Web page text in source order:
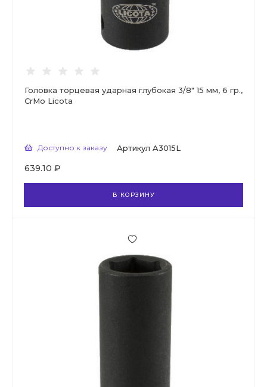
Головка торцевая ударная глубокая 3/8" 15 мм, 6 гр.,
CrMo Licota
Доступно к заказу Артикул A3015L
639.10 ₽
В КОРЗИНУ